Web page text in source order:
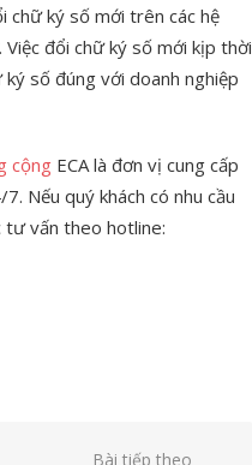
chữ ký số mới trên các hệ
đổi chữ ký số mới kịp thời
số đúng với doanh nghiệp
cộng ECA là đơn vị cung cấp
Nếu quý khách có nhu cầu
tư vấn theo hotline:
Bài tiếp theo